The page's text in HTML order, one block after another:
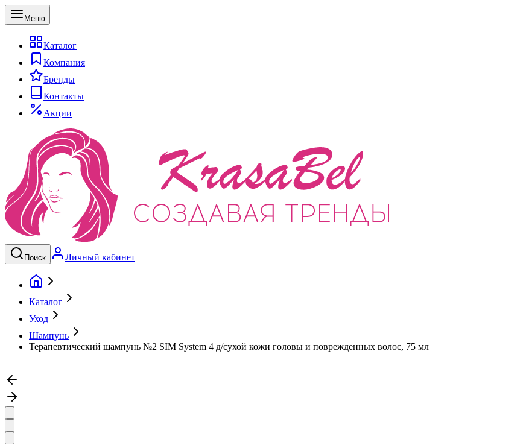
Меню
Каталог
Компания
Бренды
Контакты
Акции
Поиск Личный кабинет
Каталог
Уход
Шампунь
Терапевтический шампунь №2 SIM System 4 д/сухой кожи головы и поврежденных волос, 75 мл